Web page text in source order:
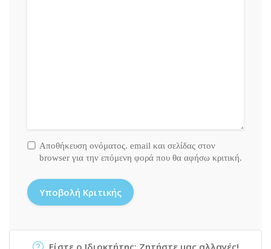
Αποθήκευση ονόματος. email και σελίδας στον
browser για την επόμενη φορά που θα αφήσω κριτική.
Είστε ο Ιδιοκτήτης; Ζητήστε μας αλλαγές!